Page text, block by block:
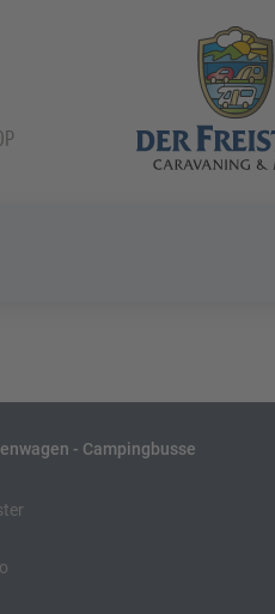
- Campingbusse